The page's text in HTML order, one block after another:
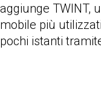
aggiunge TWINT,
mobile più
pochi istanti